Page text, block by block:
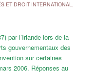
ET DROIT INTERNATIONAL,
par l’Irlande lors de la
gouvernementaux des
sur certaines
2006. Réponses au